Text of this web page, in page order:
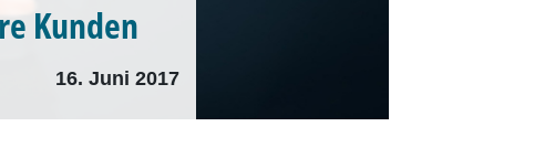
Kunden
16. Juni 2017